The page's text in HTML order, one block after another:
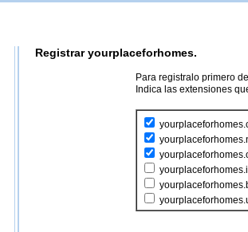
Registrar yourplaceforhomes.
Para registralo primero
Indica las extensiones